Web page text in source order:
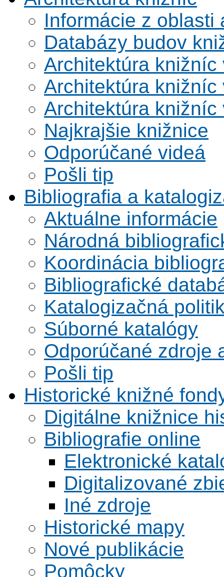
Informácie z oblasti
Databázy budov
Architektúra knižníc
Architektúra knižníc
Architektúra knižníc
Najkrajšie knižnice
Odporúčané videá
Pošli tip
Bibliografia a
Aktuálne informácie
Národná
Koordinácia
Bibliografické
Katalogizačná
Súborné katalógy
Odporúčané zdroje
Pošli tip
Historické knižné
Digitálne knižnice
Bibliografie online
Elektronické
Digitalizované
Iné zdroje
Historické mapy
Nové publikácie
Pomôcky